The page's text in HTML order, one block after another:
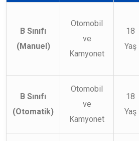
B Sınıfı
(Manuel)
Otomobil
ve
Kamyonet
18
Yaş
B Sınıfı
(Otomatik)
Otomobil
ve
Kamyonet
18
Yaş